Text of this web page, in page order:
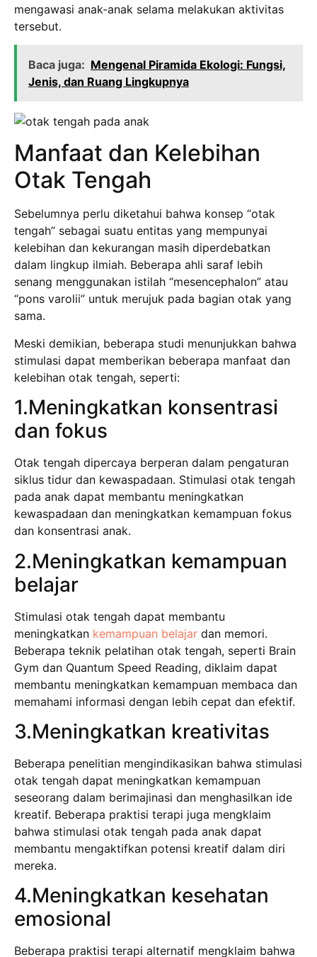
mengawasi anak-anak selama melakukan aktivitas
tersebut.
Baca juga: Mengenal Piramida Ekologi: Fungsi,
Jenis, dan Ruang Lingkupnya
Manfaat dan Kelebihan
Otak Tengah
Sebelumnya perlu diketahui bahwa konsep “otak
tengah” sebagai suatu entitas yang mempunyai
kelebihan dan kekurangan masih diperdebatkan
dalam lingkup ilmiah. Beberapa ahli saraf lebih
senang menggunakan istilah “mesencephalon” atau
“pons varolii” untuk merujuk pada bagian otak yang
sama.
Meski demikian, beberapa studi menunjukkan bahwa
stimulasi dapat memberikan beberapa manfaat dan
kelebihan otak tengah, seperti:
1.Meningkatkan konsentrasi
dan fokus
Otak tengah dipercaya berperan dalam pengaturan
siklus tidur dan kewaspadaan. Stimulasi otak tengah
pada anak dapat membantu meningkatkan
kewaspadaan dan meningkatkan kemampuan fokus
dan konsentrasi anak.
2.Meningkatkan kemampuan
belajar
Stimulasi otak tengah dapat membantu
meningkatkan kemampuan belajar dan memori.
Beberapa teknik pelatihan otak tengah, seperti Brain
Gym dan Quantum Speed Reading, diklaim dapat
membantu meningkatkan kemampuan membaca dan
memahami informasi dengan lebih cepat dan efektif.
3.Meningkatkan kreativitas
Beberapa penelitian mengindikasikan bahwa stimulasi
otak tengah dapat meningkatkan kemampuan
seseorang dalam berimajinasi dan menghasilkan ide
kreatif. Beberapa praktisi terapi juga mengklaim
bahwa stimulasi otak tengah pada anak dapat
membantu mengaktifkan potensi kreatif dalam diri
mereka.
4.Meningkatkan kesehatan
emosional
Beberapa praktisi terapi alternatif mengklaim bahwa